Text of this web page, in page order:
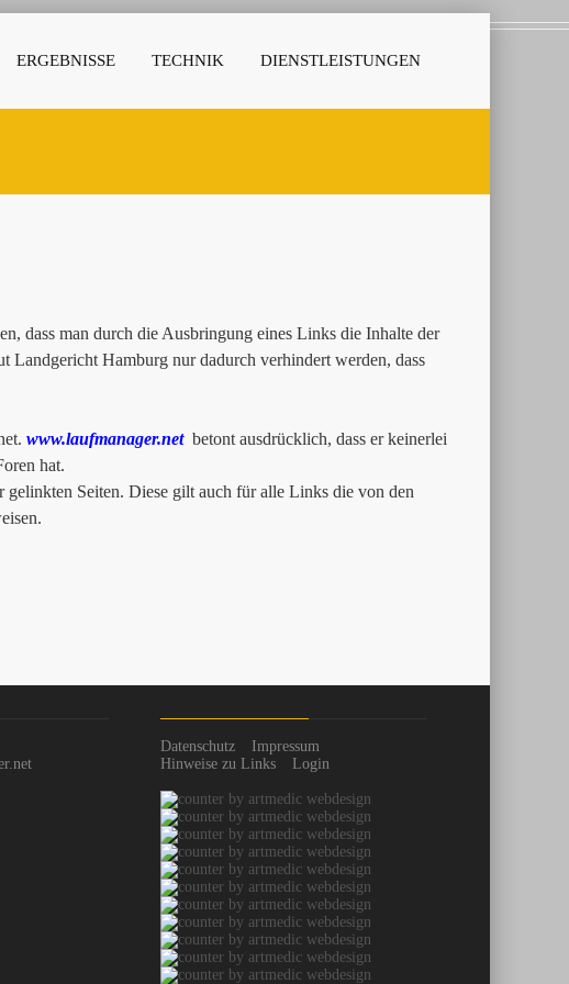
ERGEBNISSE TECHNIK DIENSTLEISTUNGEN
dass man durch die Ausbringung eines Links die Inhalte der
Landgericht Hamburg nur dadurch verhindert werden, dass
www.laufmanager.netbetont ausdrücklich, dass er keinerlei
hat.
Seiten. Diese gilt auch für alle Links die von den
Datenschutz
Impressum
Hinweise zu Links
Login